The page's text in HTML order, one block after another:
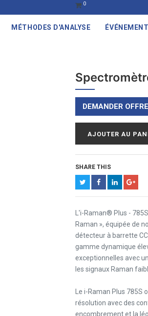
0
MÉTHODES D'ANALYSE
DEMANDER
AJOUTER AU
SHARE THIS
L'i-Raman® Plus -
Raman », équipée de
détecteur à barrette
gamme dynamique
exceptionnelles avec
les signaux Raman
Le i-Raman Plus
résolution avec des
encombrement et la